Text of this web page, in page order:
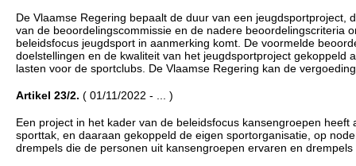
De Vlaamse Regering bepaalt de duur van een
van de beoordelingscommissie en de nadere beoordelingscriteria
beleidsfocus jeugdsport in aanmerking komt. De voormelde
doelstellingen en de kwaliteit van het jeugdsportproject
lasten voor de sportclubs. De Vlaamse Regering kan de
Artikel 23/2. ( 01/11/2022 - ... )
Een project in het kader van de beleidsfocus kansengroepen
sporttak, en daaraan gekoppeld de eigen sportorganisatie, op
drempels die de personen uit kansengroepen ervaren en